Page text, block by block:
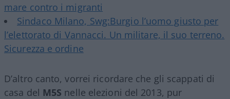
mare contro i migranti
Sindaco Milano, Swg:Burgio l’uomo giusto per
l’elettorato di Vannacci. Un militare, il suo terreno.
Sicurezza e ordine
D’altro canto, vorrei ricordare che gli scappati di
casa del M5S nelle elezioni del 2013, pur